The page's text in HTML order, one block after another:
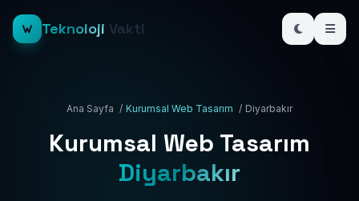
Teknoloji Vakti
Ana Sayfa / Kurumsal Web Tasarım / Diyarbakır
Kurumsal Web Tasarım
Diyarbakır